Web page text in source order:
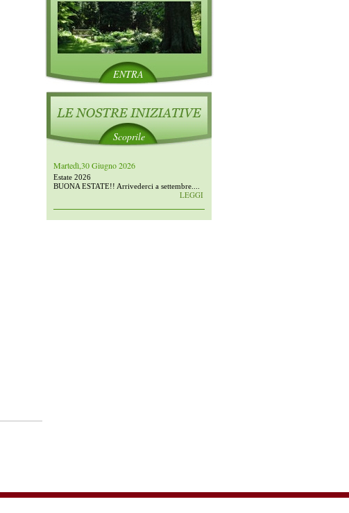
ENTRA
Scoprile
Martedì,30 Giugno 2026
Estate 2026
BUONA ESTATE!! Arrivederci a settembre....
LEGGI